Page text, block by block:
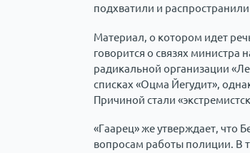
подхватили и
Материал, о котором идет
говорится о связях
радикальной организации
списках «Оцма Йегудит»,
Причиной стали
«Гаарец» же утверждает, что
вопросам работы полиции. В